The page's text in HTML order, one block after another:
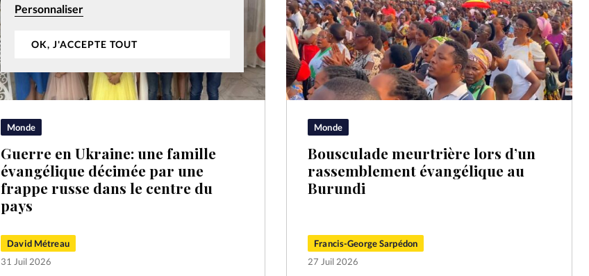
Personnaliser
OK, J'ACCEPTE TOUT
Monde
Guerre en Ukraine: une famille
évangélique décimée par une
frappe russe dans le centre du
pays
David Métreau
31 Juil 2026
Monde
Bousculade meurtrière lors d’un
rassemblement évangélique au
Burundi
Francis-George Sarpédon
27 Juil 2026